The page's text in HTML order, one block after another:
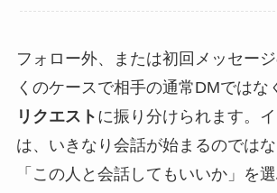
フォロー外、または初回メッセー
くのケースで相手の通常DMではな
リクエスト に振り分けられます。
は、いきなり会話が始まるのでは
「この人と会話してもいいか」を